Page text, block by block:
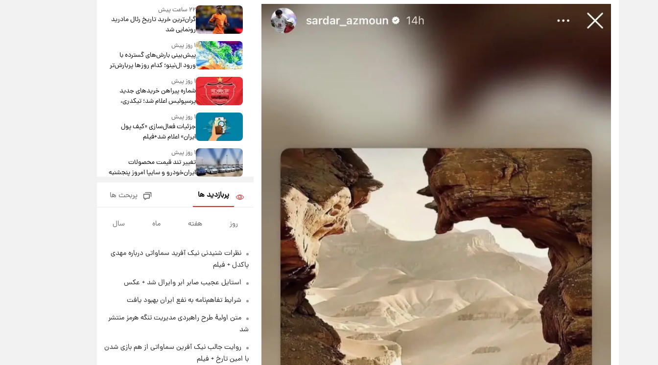
۲۲ ساعت پیش
گران‌ترین خرید تاریخ رئال مادرید
رونمایی شد
۱ روز پیش
پیش‌بینی بارش‌های گسترده با
ورود ال‌نینو؛ کدام روزها پربارش‌تر
خواهند بود؟
۱ روز پیش
شماره پیراهن خریدهای جدید
پرسپولیس اعلام شد؛ تیکدری،
محبی و سرگیف با اعداد ویژه
۱ روز پیش
جزئیات فعال‌سازی «کیف پول
ایران» اعلام شد+فیلم
۱ روز پیش
تغییر تند قیمت محصولات
ایران‌خودرو و سایپا امروز پنجشنبه
قیمت طلا و سکه امروز پنجشنبه
۱۵ مرداد ۱۴۰۵
۱ روز پیش
اعلام شد؛ شاهین، کوییک، اطلس،
جدول
سیگنال‌های جدید برای بازار طلا؛
پیش‌بینی قیمت سکه و طلا فردا
پربازدید ها پربحث ها
روز هفته ماه سال
نظرات شنیدنی نیک آفرید سماواتی درباره مهدی
پاکدل + فیلم
استایل عجیب صابر ابر وایرال شد + عکس
شرایط تفاهم‌نامه به نفع ایران بهبود یافت
متن اولیۀ طرح راهبردی مدیریت تنگه هرمز منتشر
شد
روایت جالب نیک آفرین سماواتی از هم بازی شدن
با امین تارخ + فیلم